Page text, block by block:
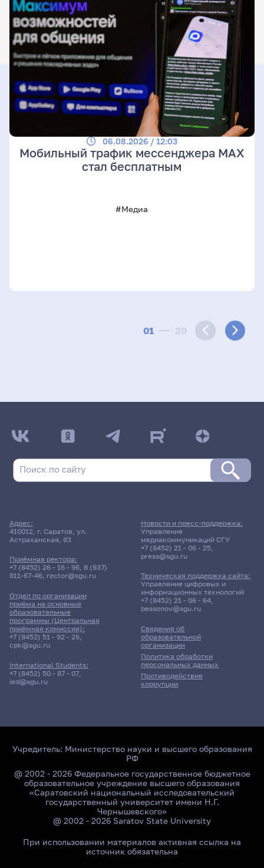
01 20
06.08.2026 / 12:03
Мобильный трафик мессенджера MAX
стал бесплатным
#Медиа
Адрес:
410012, г. Саратов, ул.
Астраханская, 83
Приёмная ректора:
+7 (8452) 26 - 16 - 96, 8 (937)
811-67-46, rector@sgu.ru
Отдел по организации
приёма на основные
образовательные
программы (Центральная
приёмная комиссия):
+7 (8452) 51 - 92 - 26,
cpk@sgu.ru
International Students:
+7 (8452) 50 - 87 - 07,
ied@sgu.ru
Сведения об
образовательной
организации
Политика обработки
персональных данных
Противодействие
коррупции
Новости и пресс-поддержка:
Управление
медиакоммуникаций СГУ
+7 (8452) 21 - 06 - 25,
press@sgu.ru
Техническая поддержка сайта:
Управление цифровых и
информационных технологий
+7 (8452) 21 - 06 - 64,
bessonov@sgu.ru
Учредитель: Министерство науки и высшего образования
РФ
@ 2002 - 2026 Федеральное государственное бюджетное
образовательное учреждение высшего образования
«Саратовский национальный исследовательский
государственный университет имени Н.Г.
Чернышевского»
@ 2002 - 2026 Saratov State University
При использовании материалов активная ссылка на
источник обязательна